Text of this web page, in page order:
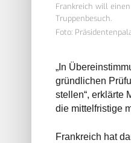
Frankreich will
Truppenbesuch.
Foto:
„In
gründlichen
stellen“, erklärte
die mittelfristige
Frankreich hat